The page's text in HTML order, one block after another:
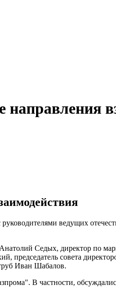
ведущих
Седых, директор по
председатель совета
Иван Шабалов.
В частности,